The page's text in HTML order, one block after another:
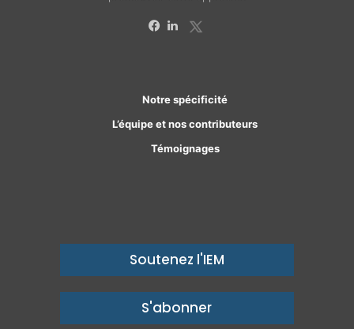
Notre spécificité
L’équipe et nos contributeurs
Témoignages
Soutenez l'IEM
S'abonner